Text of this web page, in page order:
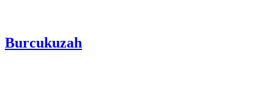
Burcukuzah